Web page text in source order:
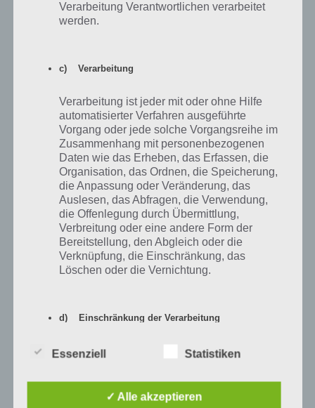
So und auch Level 30 von 100 Gates war doch einfacher als gedacht
neue Level bei 100 Gates. Weitere sollen später durch Updates
hinzukommen.
Nun aber zur Lösung von Level 30. An dem Rad sieht man zu Beginn
oben doeses Rechteck. Dieses muss man jeweils zu einem Schlüssel
drehen. So kann man die Schlüssel dann entsprechend ablegen. Nun
dreht man zumnächsten Schlüssel, kann den Schlüssel wieder
ablegen und so weiter.
So ist dann auch Level 30 von 100 Gates schnell gelöst. Wer die
Erklärung nicht verstanden hat, haben wir gleich auch noch einen
Screenshot zur Lösung von Level 30 parat:
Verarbeitung Verantwortlichen verarbeitet
werden.
c) Verarbeitung
Verarbeitung ist jeder mit oder ohne Hilfe
automatisierter Verfahren ausgeführte
Vorgang oder jede solche Vorgangsreihe im
Zusammenhang mit personenbezogenen
Daten wie das Erheben, das Erfassen, die
Organisation, das Ordnen, die Speicherung,
die Anpassung oder Veränderung, das
Auslesen, das Abfragen, die Verwendung,
die Offenlegung durch Übermittlung,
Verbreitung oder eine andere Form der
Bereitstellung, den Abgleich oder die
Verknüpfung, die Einschränkung, das
Löschen oder die Vernichtung.
d) Einschränkung der Verarbeitung
Einschränkung der Verarbeitung ist die
personenbezogener Daten mit dem Ziel, ihre
künftige Verarbeitung einzuschränken.
Essenziell Statistiken
✓ Alle akzeptieren